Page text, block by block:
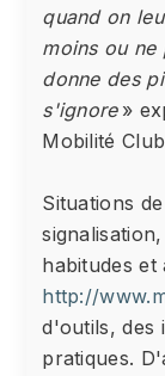
quand on
moins ou ne
donne des
s'ignore»
Mobilité
Situations
habitudes et
http://
d'outils, des
pratiques.